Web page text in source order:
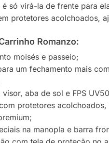
só virá-la de frente para
protetores acolchoados,
Romanzo:
moisés e passeio;
um fechamento mais
aba de sol e FPS
protetores acolchoados,
na manopla e barra